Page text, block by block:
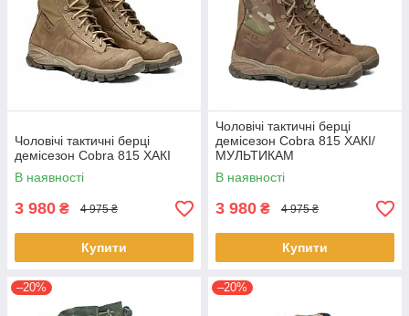
Чоловічі тактичні берці
демісезон Cobra 815 ХАКІ
В наявності
3 980 ₴ 4 975 ₴
Купити
Чоловічі тактичні берці
демісезон Cobra 815 ХАКІ/
МУЛЬТИКАМ
В наявності
3 980 ₴ 4 975 ₴
Купити
–20% –20%